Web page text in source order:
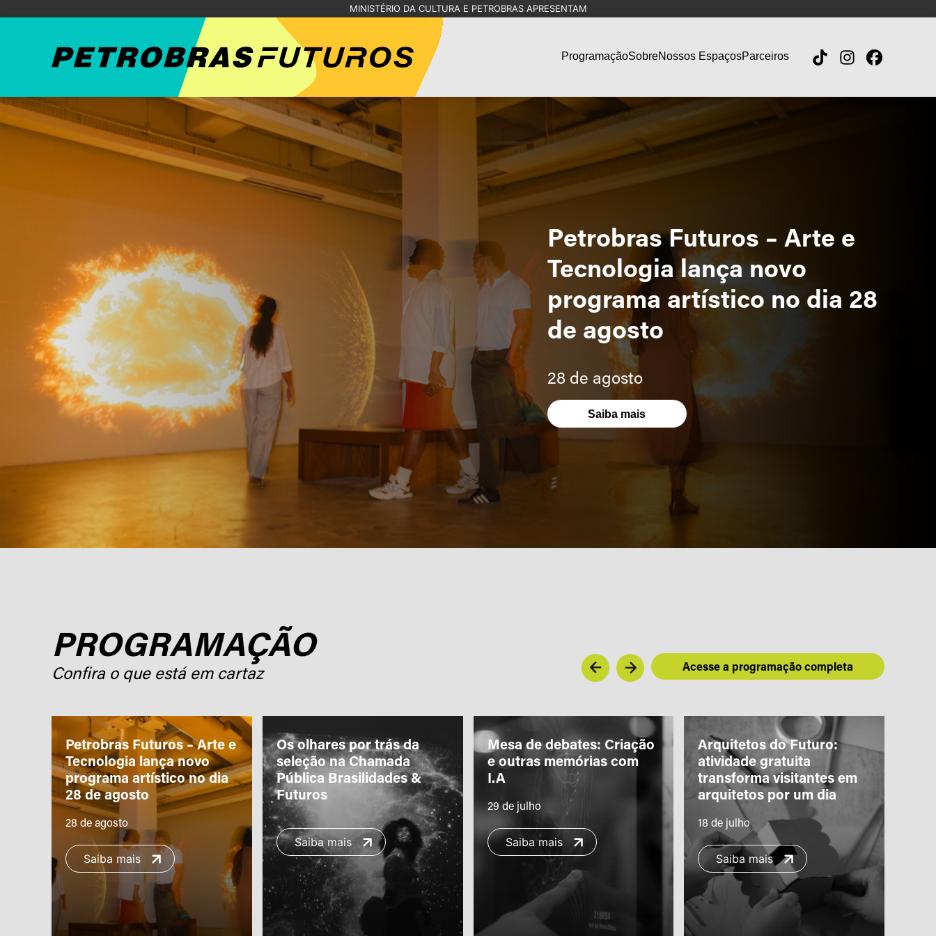
MINISTÉRIO DA CULTURA E PETROBRAS APRESENTAM
ProgramaçãoSobreNossos EspaçosParceiros
Petrobras Futuros – Arte e
Tecnologia lança novo
programa artístico no dia 28
de agosto
28 de agosto
Saiba mais
PROGRAMAÇÃO
Confira o que está em cartaz Acesse a programação completa
Petrobras Futuros – Arte e
Tecnologia lança novo
programa artístico no dia
28 de agosto
28 de agosto
Saiba mais
Os olhares por trás da
seleção na Chamada
Pública Brasilidades &
Futuros
Saiba mais
Mesa de debates: Criação
e outras memórias com
I.A
29 de julho
Saiba mais
Arquitetos do Futuro:
atividade gratuita
transforma visitantes em
arquitetos por um dia
18 de julho
Saiba mais